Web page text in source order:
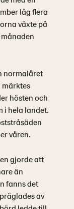
låg flera
växte på
normalåret
märktes
hösten och
i hela landet.
våren.
gjorde att
än
fanns det
av